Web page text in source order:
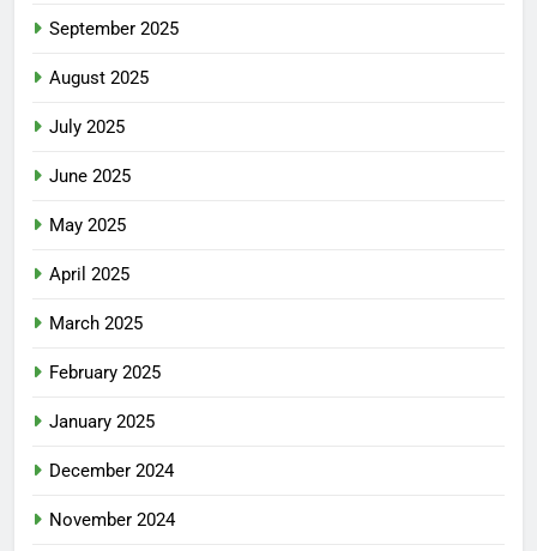
September 2025
August 2025
July 2025
June 2025
May 2025
April 2025
March 2025
February 2025
January 2025
December 2024
November 2024